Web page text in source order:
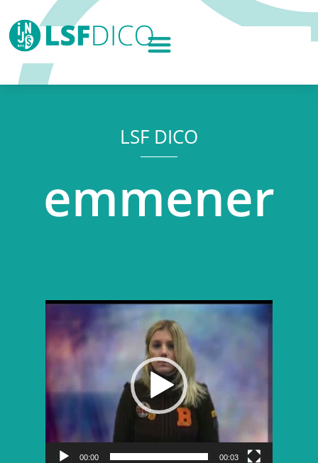
LSF DICO
emmener
Lecteur
vidéo
00:00 00:03